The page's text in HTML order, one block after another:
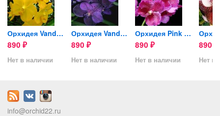
Орхидея Vanda Yellow (сеянец)
890 ₽
Нет в наличии
Орхидея Vanda Manuvadee...
890 ₽
Нет в наличии
Орхидея Pink Vanda (сеянец)
890 ₽
Нет в наличии
890
Нет в
info@orchid22.ru